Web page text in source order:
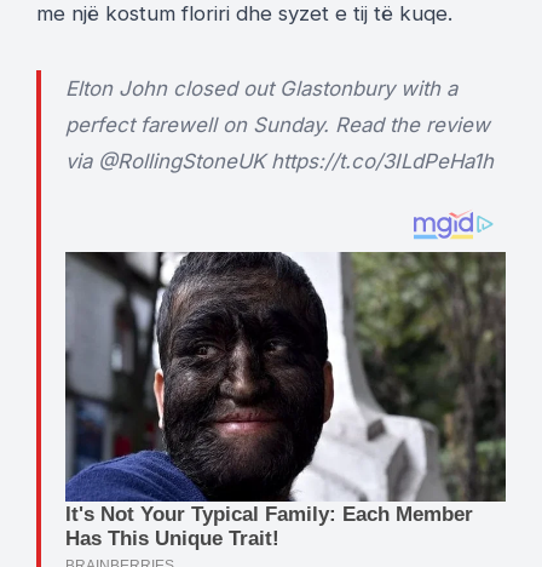
me një kostum floriri dhe syzet e tij të kuqe.
Elton John closed out Glastonbury with a
perfect farewell on Sunday. Read the review
via @RollingStoneUK https://t.co/3ILdPeHa1h